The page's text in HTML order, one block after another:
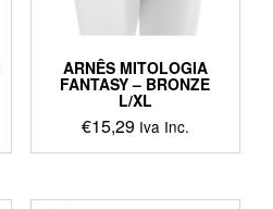
ARNÊS MITOLOGIA
FANTASY – BRONZE
L/XL
€15,29 Iva Inc.